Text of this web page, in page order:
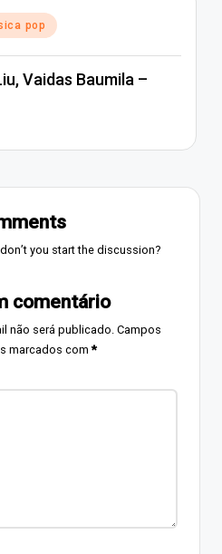
pop
Vaidas Baumila –
you start the discussion?
comentário
não será publicado. Campos
marcados com*